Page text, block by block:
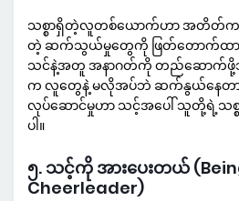
သစ္စာရှိတဲ့လူတစ်ယောက်ဟာ အတိတ်က
တဲ့ ဆက်သွယ်မှုတွေကို ဖြတ်တောက်ထ
သင်နဲ့အတူ အနာဂတ်ကို တည်ဆောက်ဖို့သ
က လူတွေနဲ့ မလိုအပ်ဘဲ ဆက်နွယ်နေတာမ
လုပ်ဆောင်မှုဟာ သင့်အပေါ် သူတို့ရဲ့သ
ပါ။
၅. သင့်ကို အားပေးတယ်
Cheerleader)